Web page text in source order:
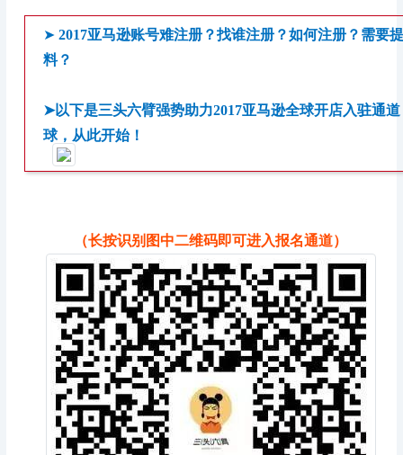
➤ 2017亚马逊账号难注册？找谁注册？如何注册？需要
料？
➤以下是三头六臂强势助力2017亚马逊全球开店入驻通
球，从此开始！
（长按识别图中二维码即可进入报名通道）